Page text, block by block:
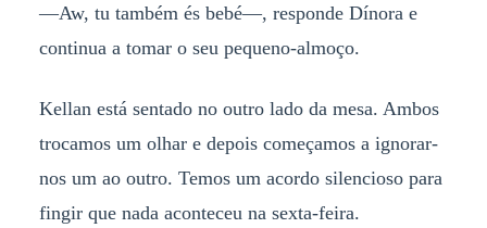
—Aw, tu também és bebé—, responde Dínora e
continua a tomar o seu pequeno-almoço.
Kellan está sentado no outro lado da mesa. Ambos
trocamos um olhar e depois começamos a ignorar-
nos um ao outro. Temos um acordo silencioso para
fingir que nada aconteceu na sexta-feira.